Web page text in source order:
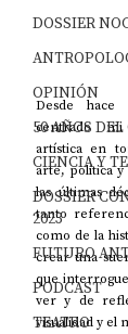
DOSSIER
OPINIÓN
50 AÑOS DEL
CIENCIA Y
DOSSIER
2023
FUTURO
PODCAST
TEATRO
Desde
centrado mi
artística en
arte, política y
las últimas
tanto
como de la
crear una
que
ver y de
visualidad y el